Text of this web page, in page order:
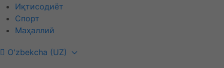
Иқтисодиёт
Спорт
Маҳаллий
O'zbekcha (UZ)